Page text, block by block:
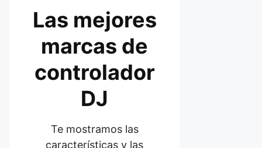
Las mejores
marcas de
controlador
DJ
Te mostramos las
características y las